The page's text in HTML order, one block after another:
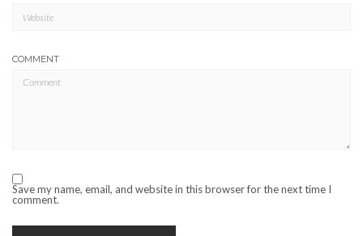
COMMENT
Save my name, email, and website in this browser for the next time I
comment.